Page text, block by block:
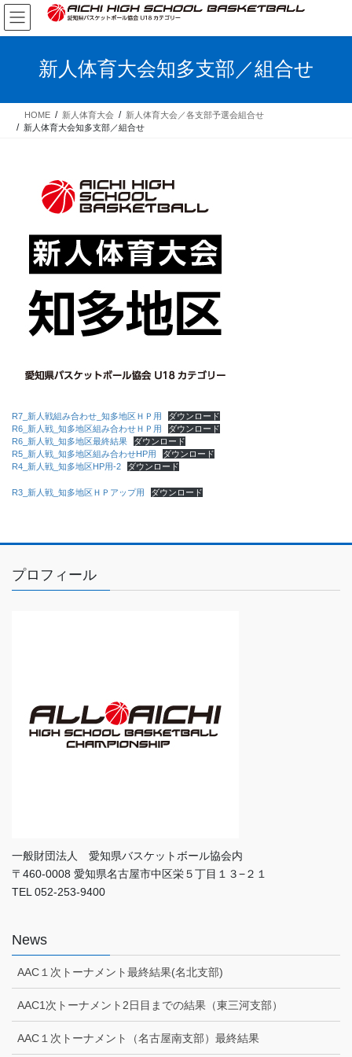
コ
ン
テ
ス
ナ
ビ
ゲ
ン
新人体育大会知多支部／組合せ
HOME 新人体育大会
新人体育大会／各支部予選会組合せ
新人体育大会知多支部／組合せ
R7_新人戦組み合わせ_知多地区ＨＰ用
ダウンロード
R6_新人戦_知多地区組み合わせＨＰ用
ダウンロード
R6_新人戦_知多地区最終結果
ダウンロード
R5_新人戦_知多地区組み合わせHP用
ダウンロード
R4_新人戦_知多地区HP用-2
ダウンロード
R3_新人戦_知多地区ＨＰアップ用 ダウンロード
プロフィール
一般財団法人 愛知県バスケットボール協会内
〒460-0008 愛知県名古屋市中区栄５丁目１３−２１
TEL 052-253-9400
News
AAC１次トーナメント最終結果(名北支部)
AAC1次トーナメント2日目までの結果（東三河支部）
AAC１次トーナメント（名古屋南支部）最終結果